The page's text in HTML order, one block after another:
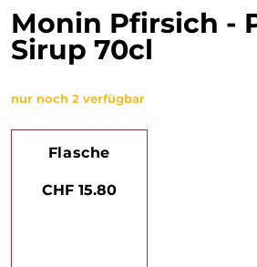
Monin Pfirsich -
Sirup 70cl
nur noch 2 verfügbar
Flasche
CHF 15.80